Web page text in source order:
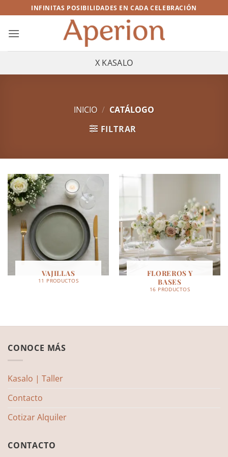
al
contenido
INFINITAS POSIBILIDADES EN CADA CELEBRACIÓN
X KASALO
INICIO / CATÁLOGO
FILTRAR
VAJILLAS
11 PRODUCTOS
FLOREROS Y
BASES
16 PRODUCTOS
CONOCE MÁS
Kasalo | Taller
Contacto
Cotizar Alquiler
CONTACTO